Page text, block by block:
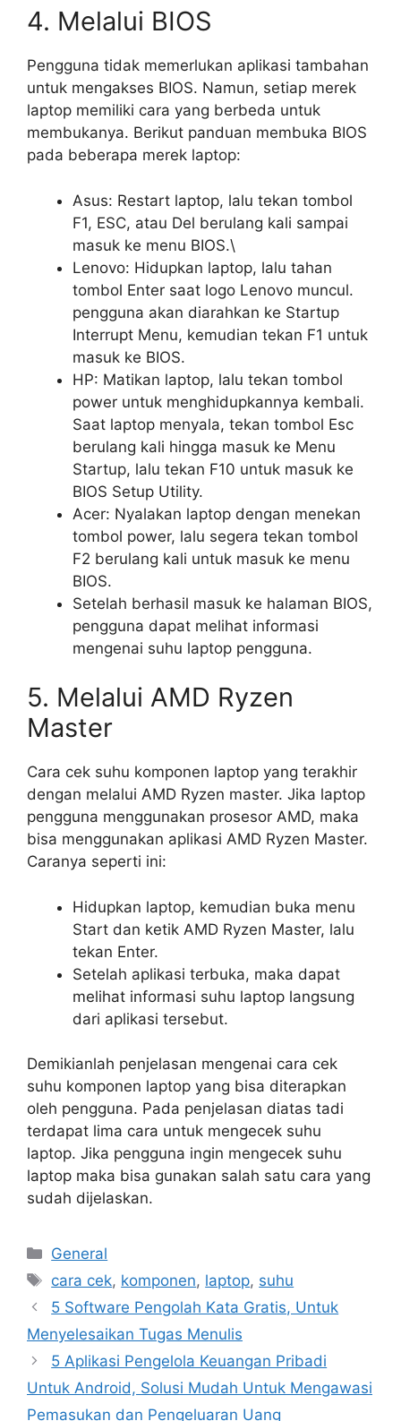
4. Melalui BIOS
Pengguna tidak memerlukan aplikasi tambahan
untuk mengakses BIOS. Namun, setiap merek
laptop memiliki cara yang berbeda untuk
membukanya. Berikut panduan membuka BIOS
pada beberapa merek laptop:
Asus: Restart laptop, lalu tekan tombol
F1, ESC, atau Del berulang kali sampai
masuk ke menu BIOS.\
Lenovo: Hidupkan laptop, lalu tahan
tombol Enter saat logo Lenovo muncul.
pengguna akan diarahkan ke Startup
Interrupt Menu, kemudian tekan F1 untuk
masuk ke BIOS.
HP: Matikan laptop, lalu tekan tombol
power untuk menghidupkannya kembali.
Saat laptop menyala, tekan tombol Esc
berulang kali hingga masuk ke Menu
Startup, lalu tekan F10 untuk masuk ke
BIOS Setup Utility.
Acer: Nyalakan laptop dengan menekan
tombol power, lalu segera tekan tombol
F2 berulang kali untuk masuk ke menu
BIOS.
Setelah berhasil masuk ke halaman BIOS,
pengguna dapat melihat informasi
mengenai suhu laptop pengguna.
5. Melalui AMD Ryzen
Master
Cara cek suhu komponen laptop yang terakhir
dengan melalui AMD Ryzen master. Jika laptop
pengguna menggunakan prosesor AMD, maka
bisa menggunakan aplikasi AMD Ryzen Master.
Caranya seperti ini:
Hidupkan laptop, kemudian buka menu
Start dan ketik AMD Ryzen Master, lalu
tekan Enter.
Setelah aplikasi terbuka, maka dapat
melihat informasi suhu laptop langsung
dari aplikasi tersebut.
Demikianlah penjelasan mengenai cara cek
suhu komponen laptop yang bisa diterapkan
oleh pengguna. Pada penjelasan diatas tadi
terdapat lima cara untuk mengecek suhu
laptop. Jika pengguna ingin mengecek suhu
laptop maka bisa gunakan salah satu cara yang
sudah dijelaskan.
Categories
General
Tags
cara cek, komponen, laptop, suhu
5 Software Pengolah Kata Gratis, Untuk
Menyelesaikan Tugas Menulis
5 Aplikasi Pengelola Keuangan Pribadi
Untuk Android, Solusi Mudah Untuk Mengawasi
Pemasukan dan Pengeluaran Uang